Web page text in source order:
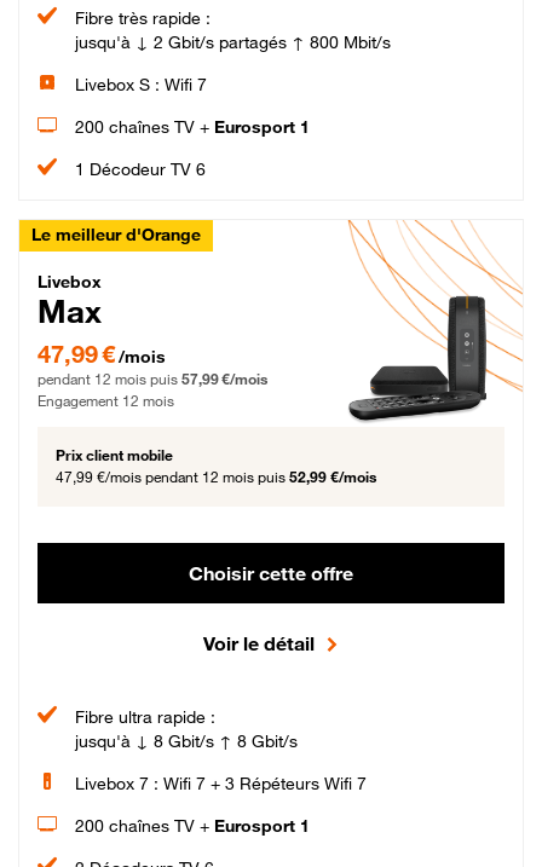
Fibre très rapide :
jusqu'à ↓ 2 Gbit/s partagés ↑ 800 Mbit/s
Livebox S : Wifi 7
200 chaînes TV + Eurosport 1
1 Décodeur TV 6
Le meilleur d'Orange
Livebox Max Fibre
Livebox
Max
47,99 € par mois pendant 12 mois puis 57,99 € par mois, Engagement 12 mois
47,99 €/mois
pendant 12 mois puis 57,99 €/mois
Engagement 12 mois
Prix client mobile
47,99 €/mois pendant 12 mois puis 52,99 €/mois
Choisir cette offre
Voir le détail
Fibre ultra rapide :
jusqu'à ↓ 8 Gbit/s ↑ 8 Gbit/s
Livebox 7 : Wifi 7 + 3 Répéteurs Wifi 7
200 chaînes TV + Eurosport 1